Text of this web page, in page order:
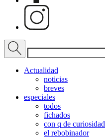
Actualidad
noticias
breves
especiales
todos
fichados
con q de curiosidad
el rebobinador